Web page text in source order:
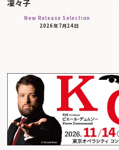
凜々子
New Release Selection
2026年7月24日